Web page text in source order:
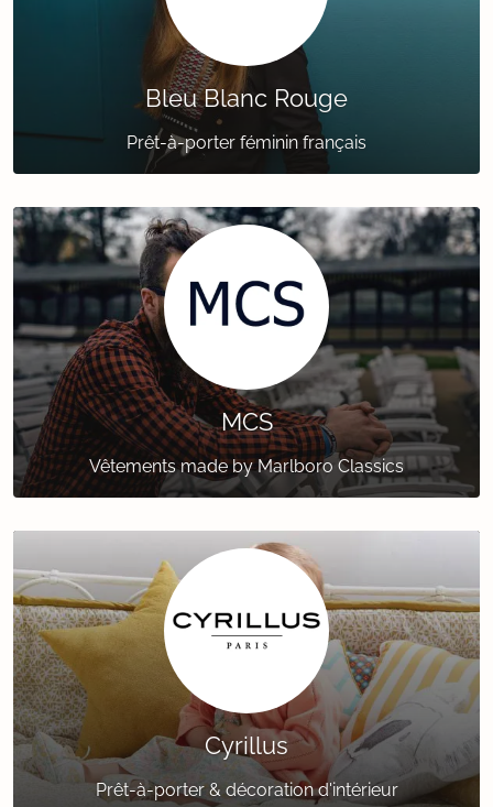
Bleu Blanc Rouge
Prêt-à-porter féminin français
MCS
Vêtements made by Marlboro Classics
Cyrillus
Prêt-à-porter & décoration d'intérieur